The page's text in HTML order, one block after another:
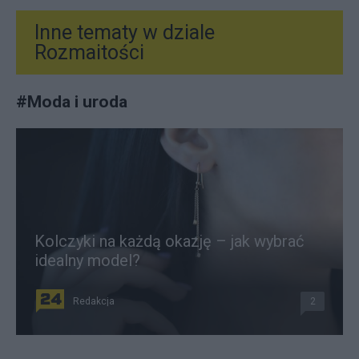
Inne tematy w dziale
Rozmaitości
#Moda i uroda
Kolczyki na każdą okazję – jak wybrać
idealny model?
Redakcja 2